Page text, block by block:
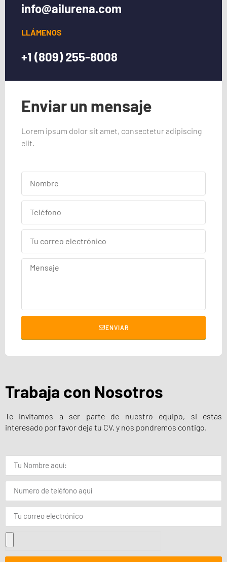
info@ailurena.com
LLÁMENOS
+1 (809) 255-8008
Enviar un mensaje
Lorem ipsum dolor sit amet, consectetur adipiscing
elit.
ENVIAR
Trabaja con Nosotros
Te invitamos a ser parte de nuestro equipo, si estas
interesado por favor deja tu CV, y nos pondremos contigo.